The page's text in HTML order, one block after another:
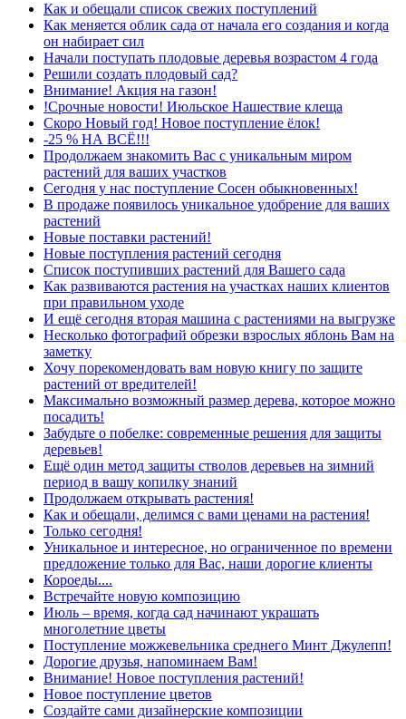
Как и обещали список свежих поступлений
Как меняется облик сада от начала его создания и когда
он набирает сил
Начали поступать плодовые деревья возрастом 4 года
Решили создать плодовый сад?
Внимание! Акция на газон!
!Срочные новости! Июльское Нашествие клеща
Скоро Новый год! Новое поступление ёлок!
-25 % НА ВСЁ!!!
Продолжаем знакомить Вас с уникальным миром
растений для ваших участков
Сегодня у нас поступление Сосен обыкновенных!
В продаже появилось уникальное удобрение для ваших
растений
Новые поставки растений!
Новые поступления растений сегодня
Список поступивших растений для Вашего сада
Как развиваются растения на участках наших клиентов
при правильном уходе
И ещё сегодня вторая машина с растениями на выгрузке
Несколько фотографий обрезки взрослых яблонь Вам на
заметку
Хочу порекомендовать вам новую книгу по защите
растений от вредителей!
Максимально возможный размер дерева, которое можно
посадить!
Забудьте о побелке: современные решения для защиты
деревьев!
Ещё один метод защиты стволов деревьев на зимний
период в вашу копилку знаний
Продолжаем открывать растения!
Как и обещали, делимся с вами ценами на растения!
Только сегодня!
Уникальное и интересное, но ограниченное по времени
предложение только для Вас, наши дорогие клиенты
Короеды....
Встречайте новую композицию
Июль – время, когда сад начинают украшать
многолетние цветы
Поступление можжевельника среднего Минт Джулепп!
Дорогие друзья, напоминаем Вам!
Внимание! Новое поступления растений!
Новое поступление цветов
Создайте сами дизайнерские композиции